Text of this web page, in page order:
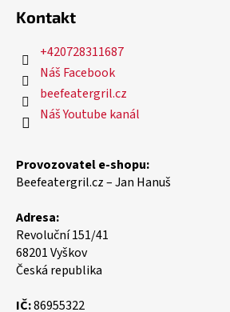
Kontakt
+420728311687
Náš Facebook
beefeatergril.cz
Náš Youtube kanál
Provozovatel e-shopu:
Beefeatergril.cz – Jan Hanuš
Adresa:
Revoluční 151/41
68201 Vyškov
Česká republika
IČ:86955322